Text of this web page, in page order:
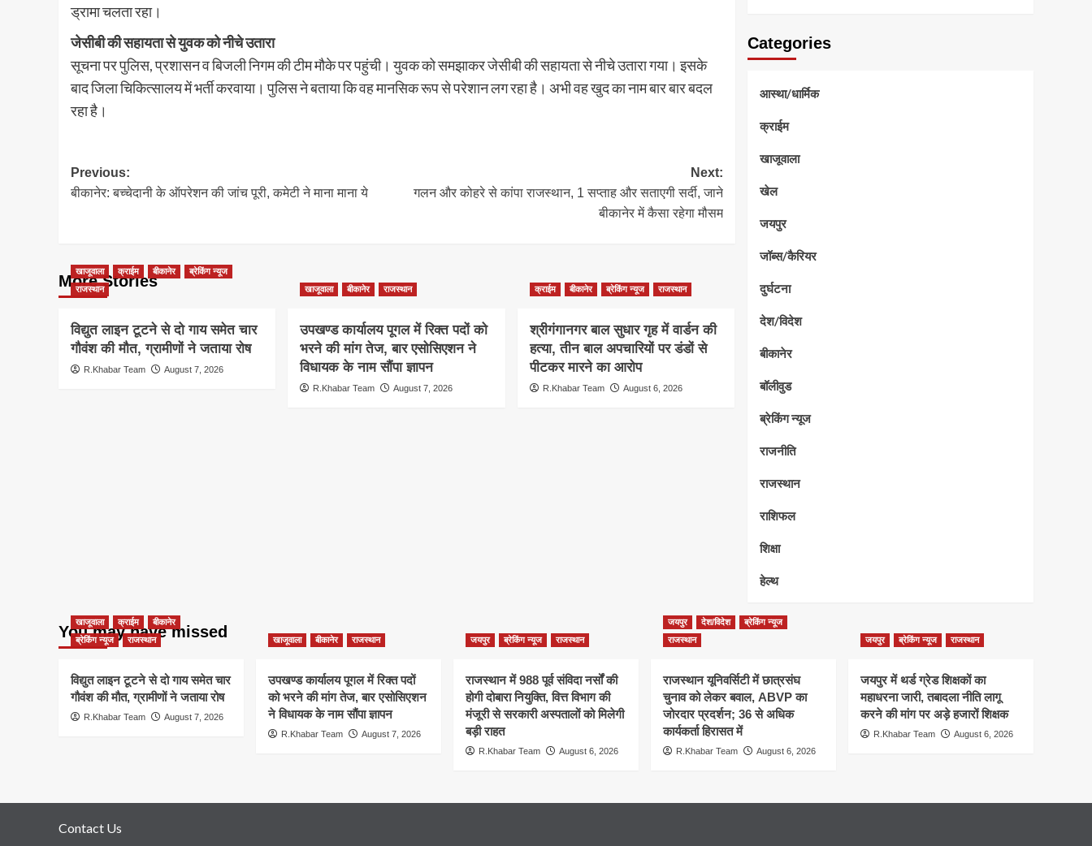
ड्रामा चलता रहा।
जेसीबी की सहायता से युवक को नीचे उतारा
सूचना पर पुलिस, प्रशासन व बिजली निगम की टीम मौके पर पहुंची। युवक को समझाकर जेसीबी की सहायता से नीचे उतारा गया। इसके
बाद जिला चिकित्सालय में भर्ती करवाया। पुलिस ने बताया कि वह मानसिक रूप से परेशान लग रहा है। अभी वह खुद का नाम बार बार बदल
रहा है।
Post
navigation
Previous:
बीकानेर: बच्चेदानी के ऑपरेशन की जांच पूरी, कमेटी ने माना माना ये
Next:
गलन और कोहरे से कांपा राजस्थान, 1 सप्ताह और सताएगी सर्दी, जाने
बीकानेर में कैसा रहेगा मौसम
More Stories
खाजूवाला क्राईम बीकानेर
ब्रेकिंग न्यूज
राजस्थान
विद्युत लाइन टूटने से दो गाय समेत चार
गौवंश की मौत, ग्रामीणों ने जताया रोष
R.Khabar Team August 7, 2026
खाजूवाला बीकानेर राजस्थान
उपखण्ड कार्यालय पूगल में रिक्त पदों को
भरने की मांग तेज, बार एसोसिएशन ने
विधायक के नाम सौंपा ज्ञापन
R.Khabar Team August 7, 2026
क्राईम बीकानेर ब्रेकिंग न्यूज राजस्थान
श्रीगंगानगर बाल सुधार गृह में वार्डन की
हत्या, तीन बाल अपचारियों पर डंडों से
पीटकर मारने का आरोप
R.Khabar Team August 6, 2026
Categories
आस्था/धार्मिक
क्राईम
खाजूवाला
खेल
जयपुर
जॉब्स/कैरियर
दुर्घटना
देश/विदेश
बीकानेर
बॉलीवुड
ब्रेकिंग न्यूज
राजनीति
राजस्थान
राशिफल
शिक्षा
हेल्थ
You may have missed
खाजूवाला क्राईम
बीकानेर
ब्रेकिंग न्यूज
राजस्थान
विद्युत लाइन टूटने से दो गाय समेत चार
गौवंश की मौत, ग्रामीणों ने जताया रोष
R.Khabar Team August 7, 2026
खाजूवाला बीकानेर राजस्थान
उपखण्ड कार्यालय पूगल में रिक्त पदों
को भरने की मांग तेज, बार एसोसिएशन
ने विधायक के नाम सौंपा ज्ञापन
R.Khabar Team August 7, 2026
जयपुर ब्रेकिंग न्यूज राजस्थान
राजस्थान में 988 पूर्व संविदा नर्सों की
होगी दोबारा नियुक्ति, वित्त विभाग की
मंजूरी से सरकारी अस्पतालों को मिलेगी
बड़ी राहत
R.Khabar Team August 6, 2026
जयपुर देश/विदेश
ब्रेकिंग न्यूज
राजस्थान
राजस्थान यूनिवर्सिटी में छात्रसंघ
चुनाव को लेकर बवाल, ABVP का
जोरदार प्रदर्शन; 36 से अधिक
कार्यकर्ता हिरासत में
R.Khabar Team August 6, 2026
जयपुर ब्रेकिंग न्यूज राजस्थान
जयपुर में थर्ड ग्रेड शिक्षकों का
महाधरना जारी, तबादला नीति लागू
करने की मांग पर अड़े हजारों शिक्षक
R.Khabar Team August 6, 2026
Contact Us